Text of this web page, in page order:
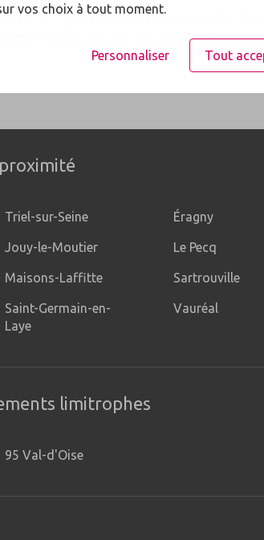
cours ? Nos conseillers seront à votre
Entrepriseset à l'
Triel-sur-Seine
Jouy-le-Moutier
Maisons-Laffitte
Saint-Germain-en-
Laye
Éragny
Le Pecq
Sartrouville
Vauréal
limitrophes
95 Val-d'Oise
vos choix à tout moment.
Personnaliser Tout